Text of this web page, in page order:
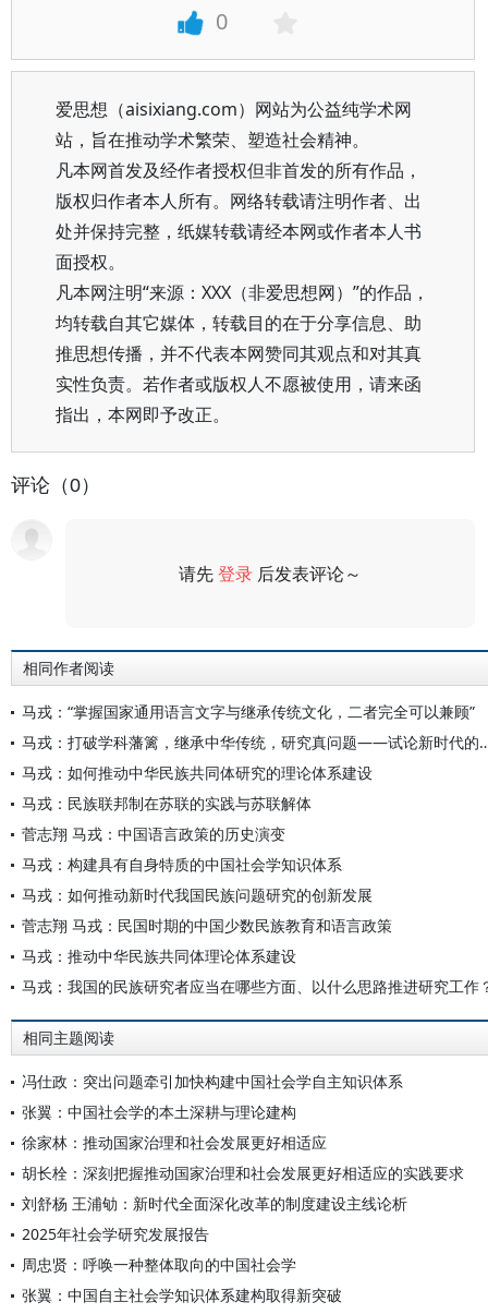
0
爱思想（aisixiang.com）网站为公益纯学术网
站，旨在推动学术繁荣、塑造社会精神。
凡本网首发及经作者授权但非首发的所有作品，
版权归作者本人所有。网络转载请注明作者、出
处并保持完整，纸媒转载请经本网或作者本人书
面授权。
凡本网注明“来源：XXX（非爱思想网）”的作品，
均转载自其它媒体，转载目的在于分享信息、助
推思想传播，并不代表本网赞同其观点和对其真
实性负责。若作者或版权人不愿被使用，请来函
指出，本网即予改正。
评论（0）
请先登录 后发表评论～
相同作者阅读
马戎：“掌握国家通用语言文字与继承传统文化，二者完全可以兼顾”
马戎：打破学科藩篱，继承中华
马戎：如何推动中华民族共同体研究的理论体系建设
马戎：民族联邦制在苏联的实践与苏联解体
菅志翔 马戎：中国语言政策的历史演变
马戎：构建具有自身特质的中国社会学知识体系
马戎：如何推动新时代我国民族问题研究的创新发展
菅志翔 马戎：民国时期的中国少数民族教育和语言政策
马戎：推动中华民族共同体理论体系建设
马戎：我国的民族研究者应当在哪些方面、以什么思路推进研究工作
相同主题阅读
冯仕政：突出问题牵引加快构建中国社会学自主知识体系
张翼：中国社会学的本土深耕与理论建构
徐家林：推动国家治理和社会发展更好相适应
胡长栓：深刻把握推动国家治理和社会发展更好相适应的实践要求
刘舒杨 王浦劬：新时代全面深化改革的制度建设主线论析
2025年社会学研究发展报告
周忠贤：呼唤一种整体取向的中国社会学
张翼：中国自主社会学知识体系建构取得新突破